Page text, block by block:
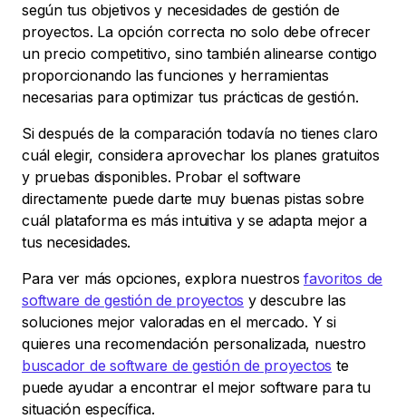
según tus objetivos y necesidades de gestión de
proyectos. La opción correcta no solo debe ofrecer
un precio competitivo, sino también alinearse contigo
proporcionando las funciones y herramientas
necesarias para optimizar tus prácticas de gestión.
Si después de la comparación todavía no tienes claro
cuál elegir, considera aprovechar los planes gratuitos
y pruebas disponibles. Probar el software
directamente puede darte muy buenas pistas sobre
cuál plataforma es más intuitiva y se adapta mejor a
tus necesidades.
Para ver más opciones, explora nuestros favoritos de
software de gestión de proyectos y descubre las
soluciones mejor valoradas en el mercado. Y si
quieres una recomendación personalizada, nuestro
buscador de software de gestión de proyectos te
puede ayudar a encontrar el mejor software para tu
situación específica.